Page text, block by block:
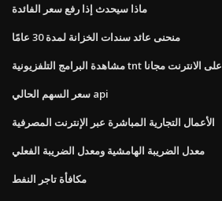
ماذا سيحدث إذا رفع سعر الفائدة
منحنى عائد سندات الخزانة لمدة 30 عامًا
مشاهدة البرامج التلفزيونية tnt على الانترنت مجانا
سعر السهم الحالي api
الأعمال التجارية المباشرة عبر الإنترنت المصرفية
معدل الضريبة الهامشية ومعدل الضريبة الفعلي
مكافأة تاجر النفط